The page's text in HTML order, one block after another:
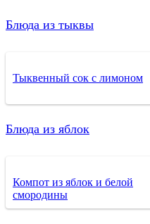
Блюда из тыквы
Тыквенный сок с лимоном
Блюда из яблок
Компот из яблок и белой
смородины